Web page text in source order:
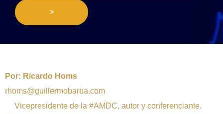
>
Por: Ricardo Homs
rhoms@guillermobarba.com
Vicepresidente de la #AMDC, autor y conferenciante.